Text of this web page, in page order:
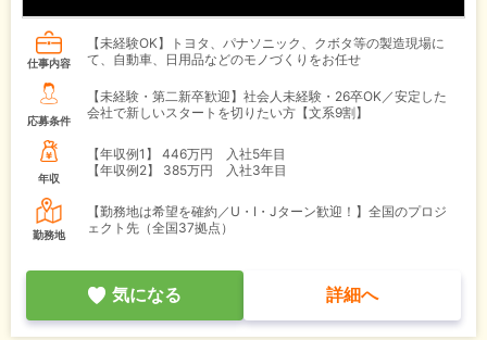
仕事内容
【未経験OK】トヨタ、パナソニック、クボタ等の製造現場に
て、自動車、日用品などのモノづくりをお任せ
応募条件
【未経験・第二新卒歓迎】社会人未経験・26卒OK／安定した
会社で新しいスタートを切りたい方【文系9割】
年収
【年収例1】
446万円 入社5年目
【年収例2】
385万円 入社3年目
勤務地
【勤務地は希望を確約／U・I・Jターン歓迎！】全国のプロジ
ェクト先（全国37拠点）
気になる 詳細へ